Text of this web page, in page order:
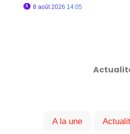
8 août 2026 14:05
A la une